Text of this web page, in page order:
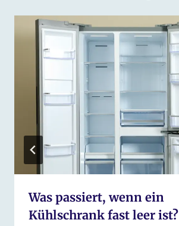
Was passiert, wenn ein
Kühlschrank fast leer ist?